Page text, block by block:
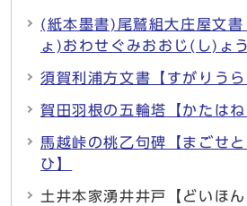
(紙本墨書)尾鷲組大庄屋文
ょ)おわせぐみおおじ(し)ょ
須賀利浦方文書【すがりうら
賀田羽根の五輪塔【かたはね
馬越峠の桃乙句碑【まごせ
ひ】
土井本家湧井井戸【どいほん